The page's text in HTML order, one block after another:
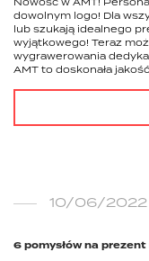
dowolnym logo! Dla
lub szukają idealnego
wyjątkowego! Teraz
wygrawerowania
AMT to doskonała
10/06/2022
6 pomysłów na prezent